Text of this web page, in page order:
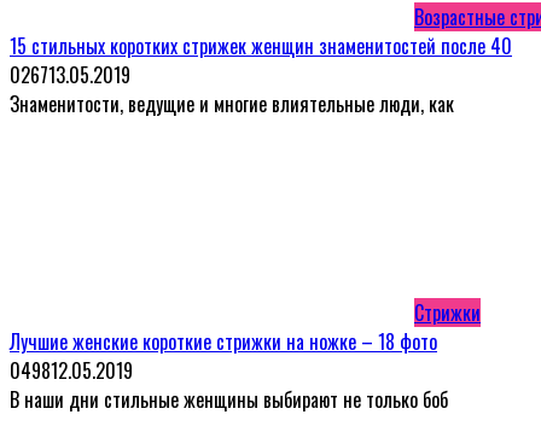
Возрастные
15 стильных коротких стрижек женщин знаменитостей после 40
026713.05.2019
Знаменитости, ведущие и многие влиятельные люди, как
Стрижки
Лучшие женские короткие стрижки на ножке – 18 фото
049812.05.2019
В наши дни стильные женщины выбирают не только боб